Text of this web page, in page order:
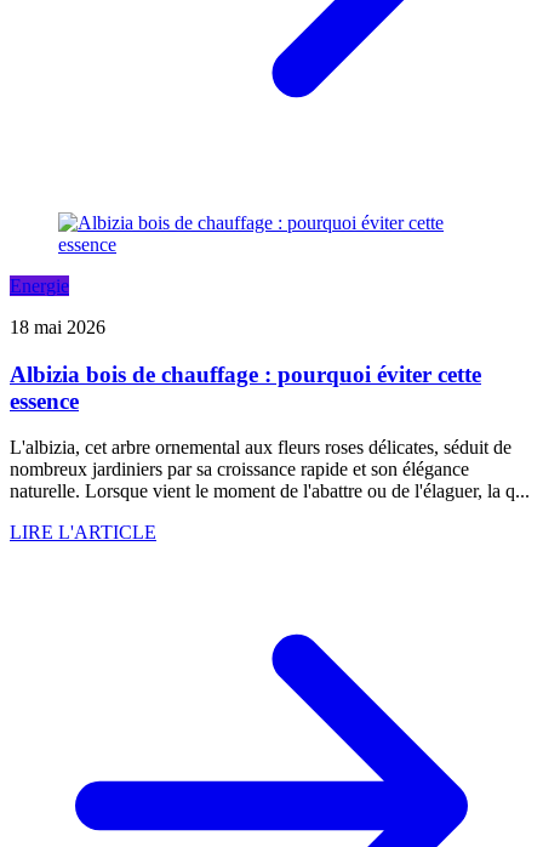
Energie
18 mai 2026
Albizia bois de chauffage : pourquoi éviter cette
essence
L'albizia, cet arbre ornemental aux fleurs roses délicates, séduit de
nombreux jardiniers par sa croissance rapide et son élégance
naturelle. Lorsque vient le moment de l'abattre ou de l'élaguer, la q...
LIRE L'ARTICLE